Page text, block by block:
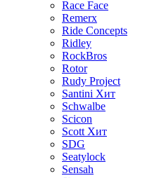
Race Face
Remerx
Ride Concepts
Ridley
RockBros
Rotor
Rudy Project
Santini Хит
Schwalbe
Scicon
Scott Хит
SDG
Seatylock
Sensah